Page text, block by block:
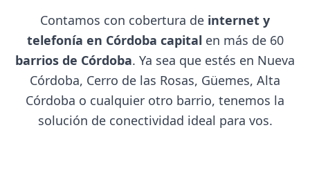
Contamos con cobertura de internet y
telefonía en Córdoba capital en más de 60
barrios de Córdoba. Ya sea que estés en Nueva
Córdoba, Cerro de las Rosas, Güemes, Alta
Córdoba o cualquier otro barrio, tenemos la
solución de conectividad ideal para vos.